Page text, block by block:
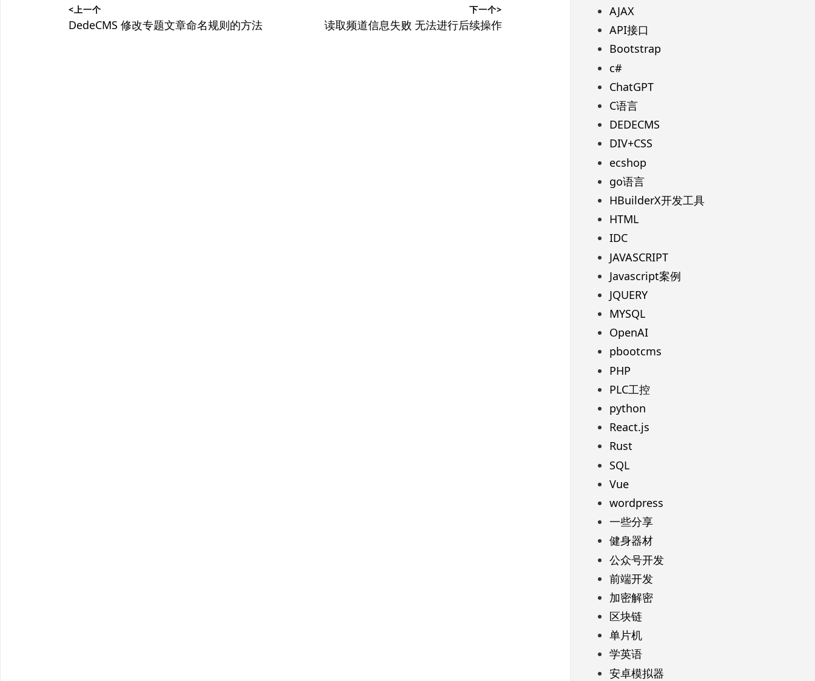
章
<上一个
上
DedeCMS 修改专题文章命名规则的方法
下一个>
下
读取频道信息失败 无法进行后续操作
AJAX
API接口
Bootstrap
c#
ChatGPT
C语言
DEDECMS
DIV+CSS
ecshop
go语言
HBuilderX开发工具
HTML
IDC
JAVASCRIPT
Javascript案例
JQUERY
MYSQL
OpenAI
pbootcms
PHP
PLC工控
python
React.js
Rust
SQL
Vue
wordpress
一些分享
健身器材
公众号开发
前端开发
加密解密
区块链
单片机
学英语
安卓模拟器